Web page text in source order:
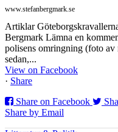
www.stefanbergmark.se
Artiklar
Bergmark Lämna en
polisens omringning (foto
sedan,...
View on Facebook
· Share
Share on Facebook
Share by Email